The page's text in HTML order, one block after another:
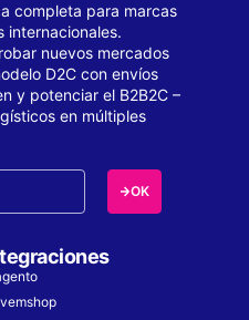
completa para marcas
internacionales.
nuevos mercados
D2C con envíos
y potenciar el B2B2C –
en múltiples
OK